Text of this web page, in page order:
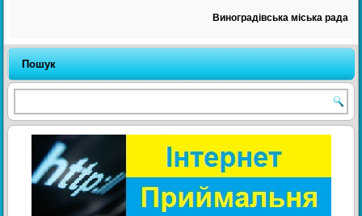
Виноградівська міська рада
Пошук